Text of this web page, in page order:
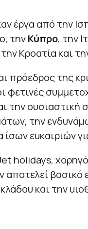
έργα από την
τηνΚύπρο, την
Κροατία και
πρόεδρος της
φετινές
την ουσιαστική
την
ίσων ευκαιριών
holidays,
βασικό
και την